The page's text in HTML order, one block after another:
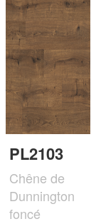
PL2103
Chêne de
Dunnington
foncé